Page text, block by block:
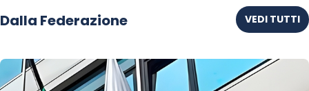
Dalla Federazione VEDI TUTTI